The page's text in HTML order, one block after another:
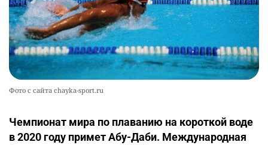
Фото с сайта chayka-sport.ru
Чемпионат мира по плаванию на короткой воде
в 2020 году примет Абу-Даби. Международная